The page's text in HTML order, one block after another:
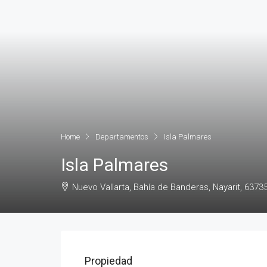
Home Departamentos Isla Palmares
Isla Palmares
Nuevo Vallarta, Bahía de Banderas, Nayarit,
Propiedad